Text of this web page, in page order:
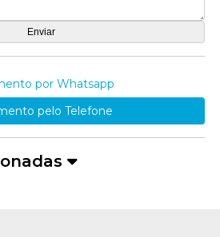
por Whatsapp
pelo Telefone